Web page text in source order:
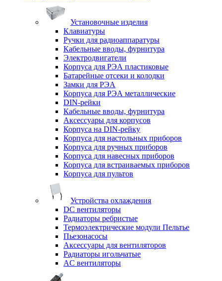
Установочные изделия
Клавиатуры
Ручки для радиоаппаратуры
Кабельные вводы, фурнитура
Электродвигатели
Корпуса для РЭА пластиковые
Батарейные отсеки и колодки
Замки для РЭА
Корпуса для РЭА металлические
DIN-рейки
Кабельные вводы, фурнитура
Аксессуары для корпусов
Корпуса на DIN-рейку
Корпуса для настольных приборов
Корпуса для ручных приборов
Корпуса для навесных приборов
Корпуса для встраиваемых приборов
Корпуса для пультов
Устройства охлаждения
DC вентиляторы
Радиаторы ребристые
Термоэлектрические модули Пельтье
Пьезонасосы
Аксессуары для вентиляторов
Радиаторы игольчатые
AC вентиляторы